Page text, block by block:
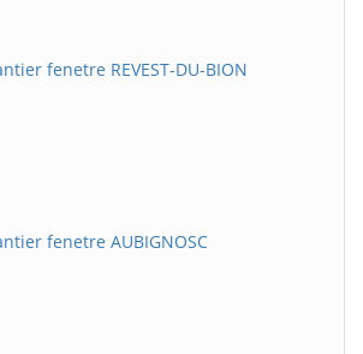
fenetre REVEST-DU-BION
fenetre AUBIGNOSC